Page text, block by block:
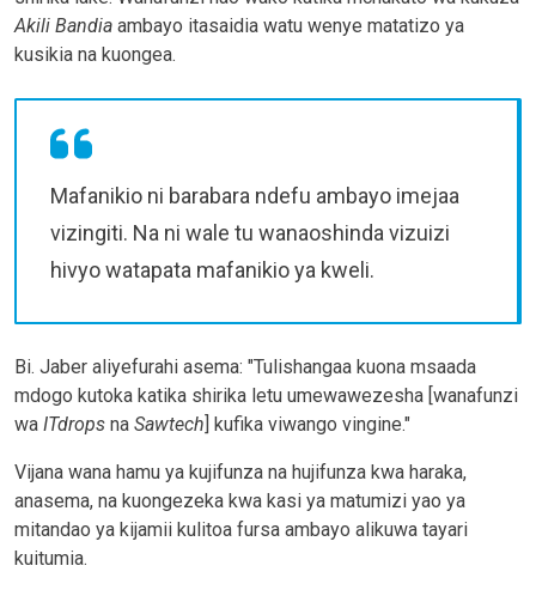
Akili Bandia ambayo itasaidia watu wenye matatizo ya
kusikia na kuongea.
Mafanikio ni barabara ndefu ambayo imejaa
vizingiti. Na ni wale tu wanaoshinda vizuizi
hivyo watapata mafanikio ya kweli.
Bi. Jaber aliyefurahi asema: "Tulishangaa kuona msaada
mdogo kutoka katika shirika letu umewawezesha [wanafunzi
wa ITdrops na Sawtech] kufika viwango vingine."
Vijana wana hamu ya kujifunza na hujifunza kwa haraka,
anasema, na kuongezeka kwa kasi ya matumizi yao ya
mitandao ya kijamii kulitoa fursa ambayo alikuwa tayari
kuitumia.